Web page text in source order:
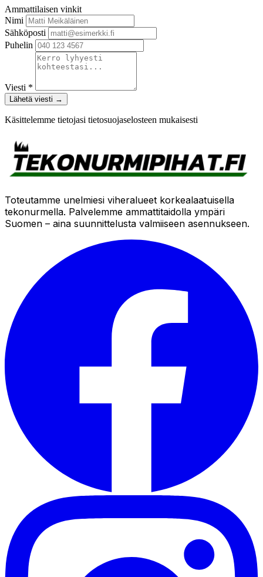
Ammattilaisen vinkit
Nimi
Sähköposti
Puhelin
Viesti *
Lähetä viesti →
Käsittelemme tietojasi tietosuojaselosteen mukaisesti
Toteutamme unelmiesi viheralueet korkealaatuisella
tekonurmella. Palvelemme ammattitaidolla ympäri
Suomen – aina suunnittelusta valmiiseen asennukseen.